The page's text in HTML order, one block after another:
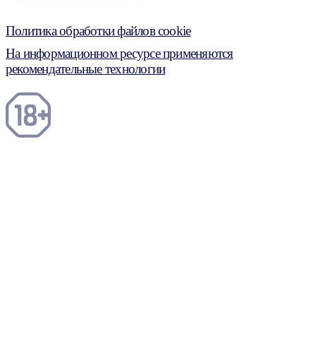
Политика обработки файлов cookie
На информационном ресурсе применяются
рекомендательные технологии